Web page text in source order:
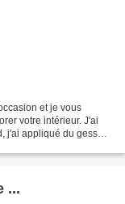
et je vous
votre intérieur. J'ai
j'ai appliqué du gesso,
...